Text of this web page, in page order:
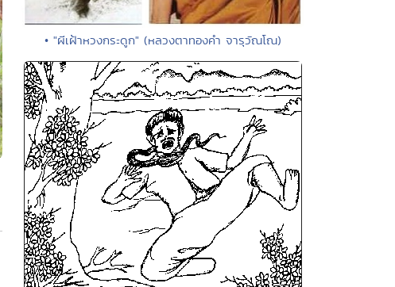
• "ผีเฝ้าหวงกระดูก" (หลวงตาทองคำ จารุวัณโณ)